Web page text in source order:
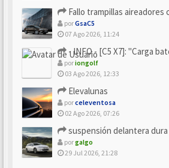
Fallo trampillas aireadores
porGsaC5
07 Ago 2026, 11:24
- INFO - [C5 X7]: "Carga batería
poriongolf
03 Ago 2026, 12:33
Elevalunas
porceleventosa
02 Ago 2026, 07:26
suspensión delantera dura
porgalgo
29 Jul 2026, 21:28